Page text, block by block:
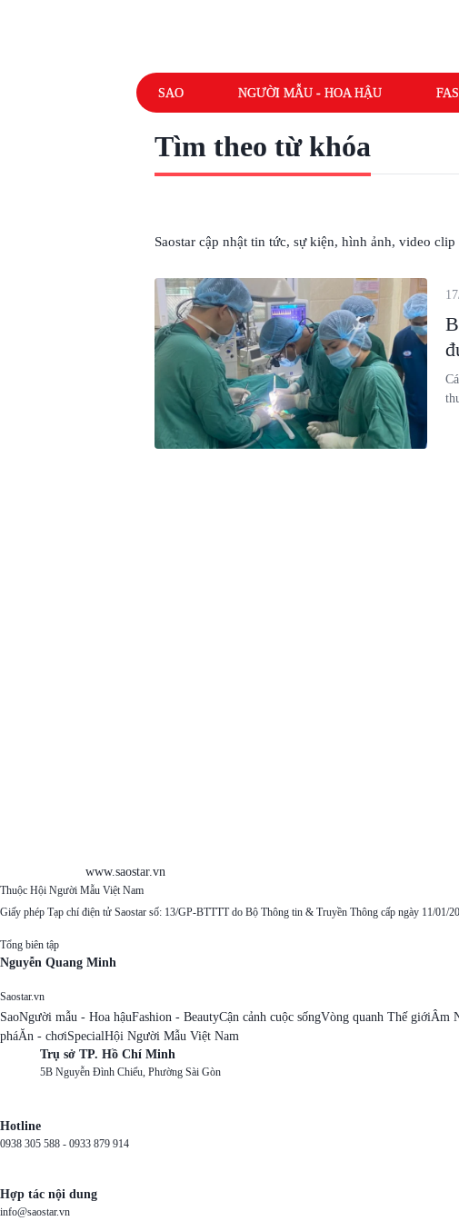
SAO NGƯỜI MẪU - HOA HẬU
Tìm theo từ khóa
Saostar cập nhật tin tức, sự kiện, hình ảnh, video
www.saostar.vn
Thuộc Hội Người Mẫu Việt Nam
Giấy phép Tạp chí điện tử Saostar số: 13/GP-BTTTT do Bộ Thông tin & Truyền Thông cấp ngày 11/01/
Tổng biên tập
Nguyễn Quang Minh
Saostar.vn
SaoNgười mẫu - Hoa hậuFashion - BeautyCận cảnh cuộc sốngVòng quanh Thế giớiÂm
pháĂn - chơiSpecialHội Người Mẫu Việt Nam
Trụ sở TP. Hồ Chí Minh
5B Nguyễn Đình Chiểu, Phường Sài Gòn
Hotline
0938 305 588 - 0933 879 914
Hợp tác nội dung
info@saostar.vn